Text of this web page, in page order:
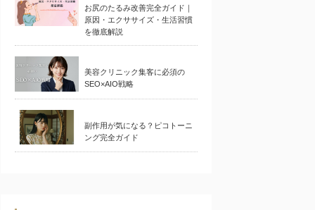
お尻のたるみ改善完全ガイド｜
原因・エクササイズ・生活習慣
を徹底解説
美容クリニック集客に必須の
SEO×AIO戦略
副作用が気になる？ピコトーニ
ング完全ガイド